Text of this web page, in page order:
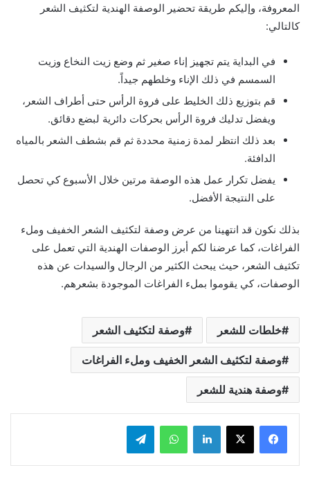
المعروفة، وإليكم طريقة تحضير الوصفة الهندية لتكثيف الشعر
كالتالي:
في البداية يتم تجهيز إناء صغير ثم وضع زيت النخاع وزيت
السمسم في ذلك الإناء وخلطهم جيداً.
قم بتوزيع ذلك الخليط على فروة الرأس حتى أطراف الشعر،
ويفضل تدليك فروة الرأس بحركات دائرية لبضع دقائق.
بعد ذلك انتظر لمدة زمنية محددة ثم قم بشطف الشعر بالمياه
الدافئة.
يفضل تكرار عمل هذه الوصفة مرتين خلال الأسبوع كي تحصل
على النتيجة الأفضل.
بذلك نكون قد انتهينا من عرض وصفة لتكثيف الشعر الخفيف وملء
الفراغات، كما عرضنا لكم أبرز الوصفات الهندية التي تعمل على
تكثيف الشعر، حيث يبحث الكثير من الرجال والسيدات عن هذه
الوصفات، كي يقوموا بملء الفراغات الموجودة بشعرهم.
خلطات للشعر وصفة لتكثيف الشعر
وصفة لتكثيف الشعر الخفيف وملء الفراغات
وصفة هندية للشعر
لينكدإن واتساب